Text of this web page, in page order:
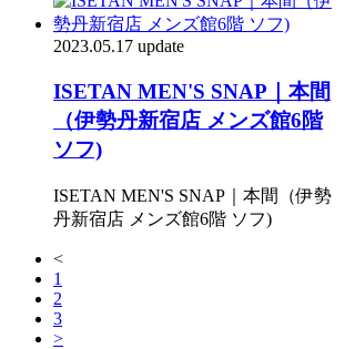
2023.05.17 update
ISETAN MEN'S SNAP｜本間
（伊勢丹新宿店 メンズ館6階
ソフ)
ISETAN MEN'S SNAP｜本間（伊勢
丹新宿店 メンズ館6階 ソフ)
<
1
2
3
>